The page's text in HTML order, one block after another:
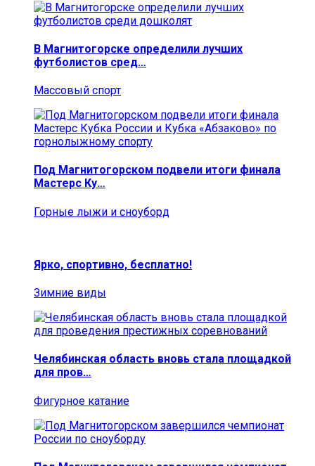
В Магнитогорске определили лучших
футболистов сред…
Массовый спорт
Под Магнитогорском подвели итоги финала
Мастерс Ку…
Горные лыжи и сноуборд
Ярко, спортивно, бесплатно!
Зимние виды
Челябинская область вновь стала площадкой
для пров…
Фигурное катание